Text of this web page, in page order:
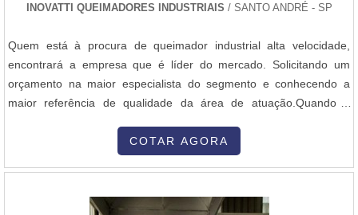
INOVATTI QUEIMADORES INDUSTRIAIS / SANTO ANDRÉ - SP
Quem está à procura de queimador industrial alta velocidade,
encontrará a empresa que é líder do mercado. Solicitando um
orçamento na maior especialista do segmento e conhecendo a
maior referência de qualidade da área de atuação.Quando a
colaboradores da Inovatti Queimadores Industriais o cliente
encontrará ótima qualidade com atendimento a indústrias de
COTAR AGORA